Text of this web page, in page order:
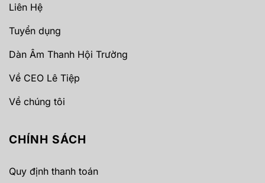
Liên Hệ
Tuyển dụng
Dàn Âm Thanh Hội Trường
Về CEO Lê Tiệp
Về chúng tôi
CHÍNH SÁCH
Quy định thanh toán